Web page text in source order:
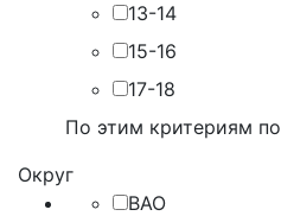
13-14
15-16
17-18
По этим критериям
Округ
ВАО